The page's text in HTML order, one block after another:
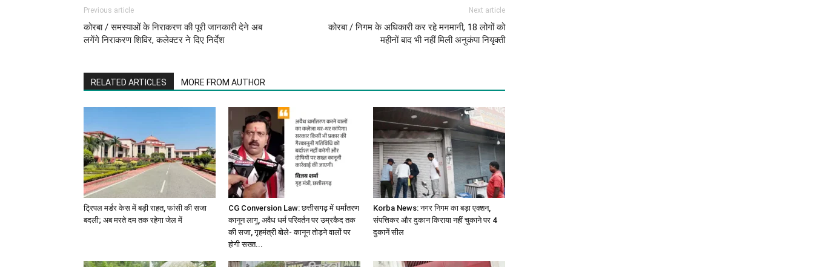
Previous article
कोरबा / समस्याओं के निराकरण की पूरी जानकारी देने अब
लगेंगे निराकरण शिविर, कलेक्टर ने दिए निर्देश
Next article
कोरबा / निगम के अधिकारी कर रहे मनमानी, 18 लोगों को
महीनों बाद भी नहीं मिली अनुकंपा नियृक्ती
RELATED ARTICLES MORE FROM AUTHOR
ट्रिपल मर्डर केस में बड़ी राहत, फांसी की सजा
बदली; अब मरते दम तक रहेगा जेल में
CG Conversion Law: छत्तीसगढ़ में धर्मांतरण
कानून लागू, अवैध धर्म परिवर्तन पर उम्रकैद तक
की सजा, गृहमंत्री बोले- कानून तोड़ने वालों पर
होगी सख्त...
Korba News: नगर निगम का बड़ा एक्शन,
संपत्तिकर और दुकान किराया नहीं चुकाने पर 4
दुकानें सील